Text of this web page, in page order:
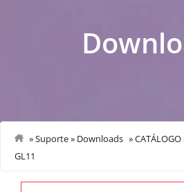
»Suporte» Downloads »CATÁLOGO
GL11